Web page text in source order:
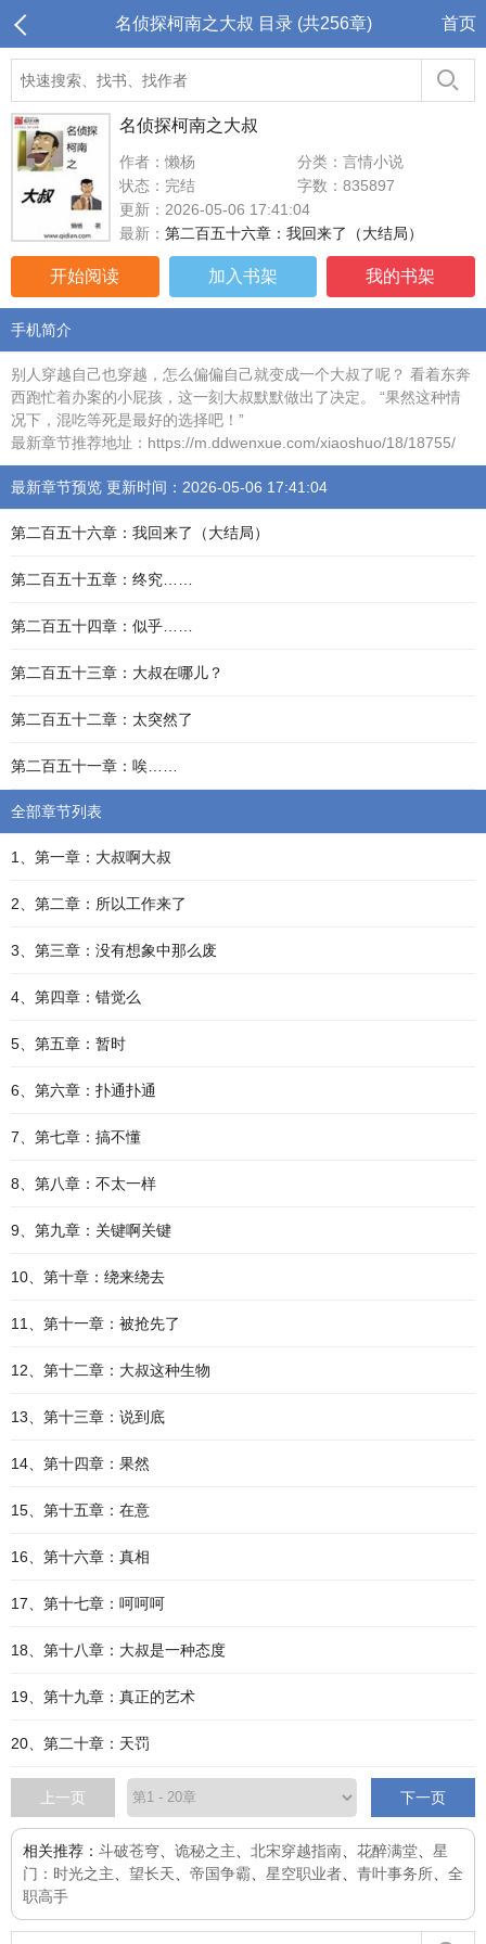
名侦探柯南之大叔 目录 (共256章) 首页
名侦探柯南之大叔
作者：懒杨
分类：言情小说
状态：完结
字数：835897
更新：2026-05-06 17:41:04
最新： 第二百五十六章：我回来了（大结局）
开始阅读 加入书架 我的书架
手机简介
别人穿越自己也穿越，怎么偏偏自己就变成一个大叔了呢？ 看着东奔
西跑忙着办案的小屁孩，这一刻大叔默默做出了决定。 “果然这种情
况下，混吃等死是最好的选择吧！”
最新章节推荐地址：https://m.ddwenxue.com/xiaoshuo/18/18755/
最新章节预览 更新时间：2026-05-06 17:41:04
第二百五十六章：我回来了（大结局）
第二百五十五章：终究……
第二百五十四章：似乎……
第二百五十三章：大叔在哪儿？
第二百五十二章：太突然了
第二百五十一章：唉……
全部章节列表
1、第一章：大叔啊大叔
2、第二章：所以工作来了
3、第三章：没有想象中那么废
4、第四章：错觉么
5、第五章：暂时
6、第六章：扑通扑通
7、第七章：搞不懂
8、第八章：不太一样
9、第九章：关键啊关键
10、第十章：绕来绕去
11、第十一章：被抢先了
12、第十二章：大叔这种生物
13、第十三章：说到底
14、第十四章：果然
15、第十五章：在意
16、第十六章：真相
17、第十七章：呵呵呵
18、第十八章：大叔是一种态度
19、第十九章：真正的艺术
20、第二十章：天罚
上一页 下一页
相关推荐： 斗破苍穹 诡秘之主 北宋穿越指南 花醉满堂
星
门：时光之主
望长天 帝国争霸 星空职业者 青叶事务所
全
职高手